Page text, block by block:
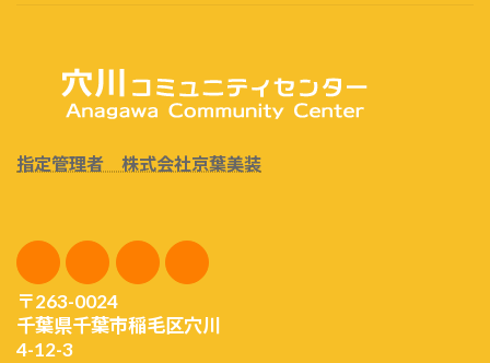
指定管理者 株式会社京葉美装
〒263-0024
千葉県千葉市稲毛区穴川
4-12-3